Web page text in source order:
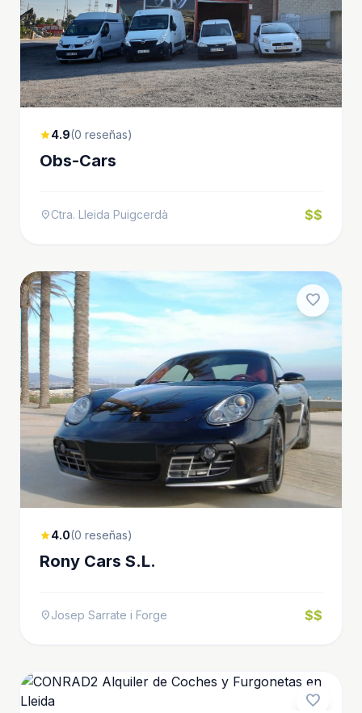
star4.9(0 reseñas)
Obs-Cars
location_onCtra. Lleida Puigcerdà $$
favorite
star4.0(0 reseñas)
Rony Cars S.L.
location_onJosep Sarrate i Forge $$
favorite